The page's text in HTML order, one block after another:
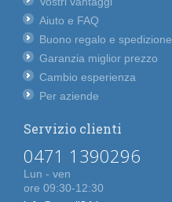
Aiuto e FAQ
Buono regalo e spedizione
Garanzia miglior prezzo
Cambio esperienza
Per aziende
Servizio clienti
0471 1390296
Lun - ven
ore 09:30-12:30